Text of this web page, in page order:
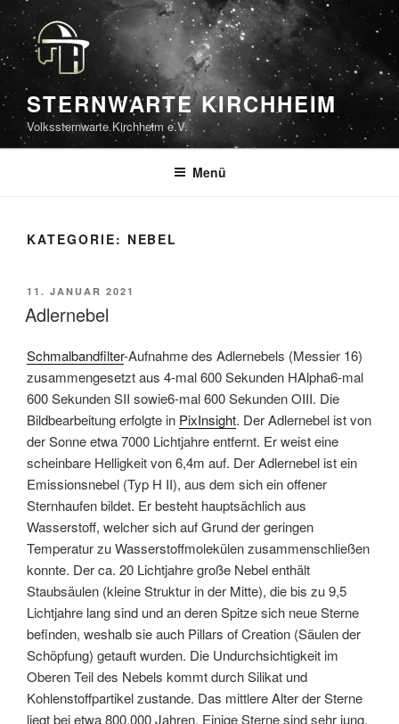
Zum
Inhalt
springen
STERNWARTE KIRCHHEIM
Volkssternwarte Kirchheim e.V.
Menü
KATEGORIE: NEBEL
VERÖFFENTLICHT
AM
11. JANUAR 2021
Adlernebel
Schmalbandfilter-Aufnahme des Adlernebels (Messier 16)
zusammengesetzt aus 4-mal 600 Sekunden HAlpha6-mal
600 Sekunden SII sowie6-mal 600 Sekunden OIII. Die
Bildbearbeitung erfolgte in PixInsight. Der Adlernebel ist von
der Sonne etwa 7000 Lichtjahre entfernt. Er weist eine
scheinbare Helligkeit von 6,4m auf. Der Adlernebel ist ein
Emissionsnebel (Typ H II), aus dem sich ein offener
Sternhaufen bildet. Er besteht hauptsächlich aus
Wasserstoff, welcher sich auf Grund der geringen
Temperatur zu Wasserstoffmolekülen zusammenschließen
konnte. Der ca. 20 Lichtjahre große Nebel enthält
Staubsäulen (kleine Struktur in der Mitte), die bis zu 9,5
Lichtjahre lang sind und an deren Spitze sich neue Sterne
befinden, weshalb sie auch Pillars of Creation (Säulen der
Schöpfung) getauft wurden. Die Undurchsichtigkeit im
Oberen Teil des Nebels kommt durch Silikat und
Kohlenstoffpartikel zustande. Das mittlere Alter der Sterne
liegt bei etwa 800.000 Jahren. Einige Sterne sind sehr jung,